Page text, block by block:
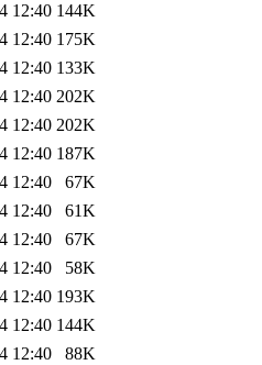
12:40 144K
12:40 175K
12:40 133K
12:40 202K
12:40 202K
12:40 187K
12:40
67K
12:40
61K
12:40
67K
12:40
58K
12:40 193K
12:40 144K
12:40
88K